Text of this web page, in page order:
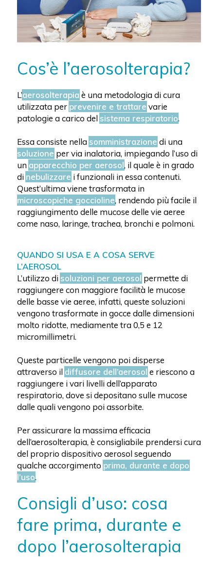
Cos’è l’aerosolterapia?
L’aerosolterapia è una metodologia di cura
utilizzata per prevenire e trattare varie
patologie a carico del sistema respiratorio.
Essa consiste nella somministrazione di una
soluzione per via inalatoria, impiegando l’uso di
un apparecchio per aerosol, il quale è in grado
di nebulizzare i funzionali in essa contenuti.
Quest’ultima viene trasformata in
microscopiche goccioline, rendendo più facile il
raggiungimento delle mucose delle vie aeree
come naso, laringe, trachea, bronchi e polmoni.
QUANDO SI USA E A COSA SERVE
L’AEROSOL
L’utilizzo di soluzioni per aerosol permette di
raggiungere con maggiore facilità le mucose
delle basse vie aeree, infatti, queste soluzioni
vengono trasformate in gocce dalle dimensioni
molto ridotte, mediamente tra 0,5 e 12
micromillimetri.
Queste particelle vengono poi disperse
attraverso il diffusore dell’aerosol e riescono a
raggiungere i vari livelli dell’apparato
respiratorio, dove si depositano sulle mucose
dalle quali vengono poi assorbite.
Per assicurare la massima efficacia
dell’aerosolterapia, è consigliabile prendersi cura
del proprio dispositivo aerosol seguendo
qualche accorgimento prima, durante e dopo
l’uso.
Consigli d’uso: cosa
fare prima, durante e
dopo l’aerosolterapia